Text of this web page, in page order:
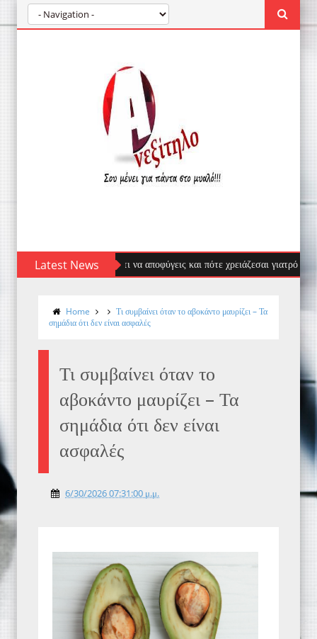
Latest News
πρώτες βοήθειες, τι να αποφύγεις και πότε χρειάζεσαι γιατρό
Home
Τι συμβαίνει όταν το αβοκάντο μαυρίζει – Τα
σημάδια ότι δεν είναι ασφαλές
Τι συμβαίνει όταν το
αβοκάντο μαυρίζει – Τα
σημάδια ότι δεν είναι
ασφαλές
6/30/2026 07:31:00 μ.μ.